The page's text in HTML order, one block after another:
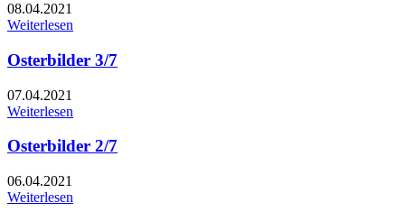
08.04.2021
Weiterlesen
Osterbilder 3/7
07.04.2021
Weiterlesen
Osterbilder 2/7
06.04.2021
Weiterlesen